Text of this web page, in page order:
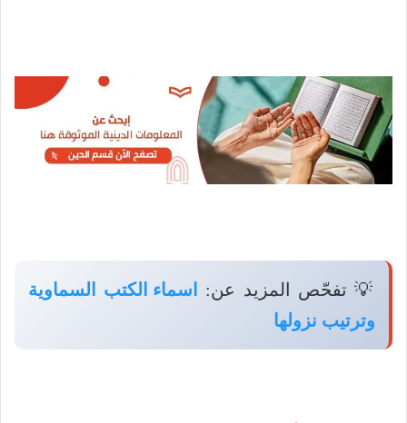
💡 تفحّص المزيد عن:
اسماء الكتب السماوية
وترتيب نزولها